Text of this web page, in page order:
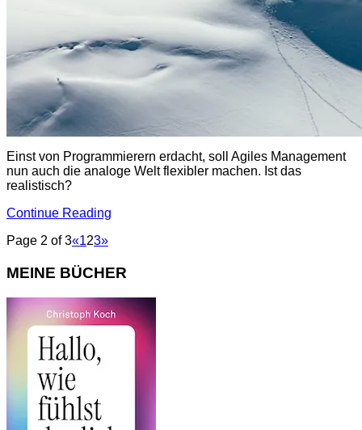
Einst von Programmierern erdacht, soll Agiles Management
nun auch die analoge Welt flexibler machen. Ist das
realistisch?
Continue Reading
Page 2 of 3«123»
MEINE BÜCHER